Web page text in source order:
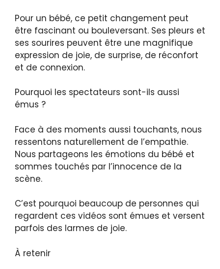
Pour un bébé, ce petit changement peut
être fascinant ou bouleversant. Ses pleurs et
ses sourires peuvent être une magnifique
expression de joie, de surprise, de réconfort
et de connexion.
Pourquoi les spectateurs sont-ils aussi
émus ?
Face à des moments aussi touchants, nous
ressentons naturellement de l’empathie.
Nous partageons les émotions du bébé et
sommes touchés par l’innocence de la
scène.
C’est pourquoi beaucoup de personnes qui
regardent ces vidéos sont émues et versent
parfois des larmes de joie.
À retenir